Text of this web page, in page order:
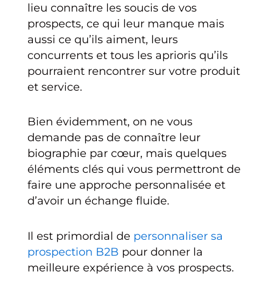
lieu connaître les soucis de vos
prospects, ce qui leur manque mais
aussi ce qu’ils aiment, leurs
concurrents et tous les aprioris qu’ils
pourraient rencontrer sur votre produit
et service.
Bien évidemment, on ne vous
demande pas de connaître leur
biographie par cœur, mais quelques
éléments clés qui vous permettront de
faire une approche personnalisée et
d’avoir un échange fluide.
Il est primordial de personnaliser sa
prospection B2B pour donner la
meilleure expérience à vos prospects.